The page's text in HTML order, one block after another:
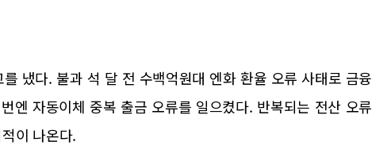
냈다. 불과 석 달 전 수백억원대 엔화 환율 오류 사태로 금융
엔 자동이체 중복 출금 오류를 일으켰다. 반복되는 전산 오류
이 나온다.